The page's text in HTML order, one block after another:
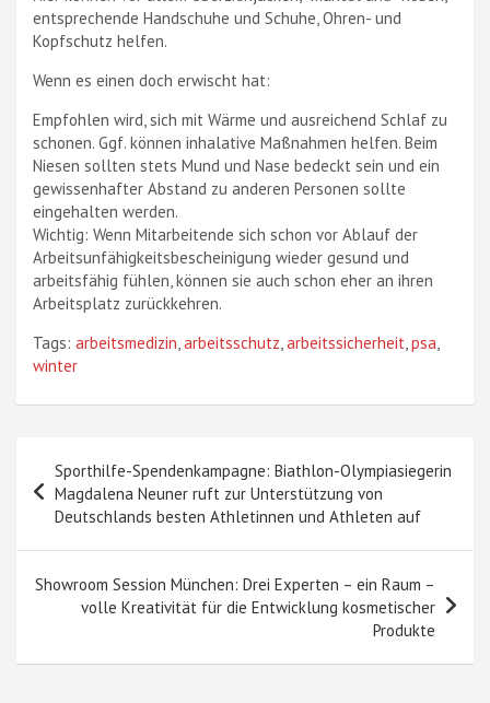
entsprechende Handschuhe und Schuhe, Ohren- und
Kopfschutz helfen.
Wenn es einen doch erwischt hat:
Empfohlen wird, sich mit Wärme und ausreichend Schlaf zu
schonen. Ggf. können inhalative Maßnahmen helfen. Beim
Niesen sollten stets Mund und Nase bedeckt sein und ein
gewissenhafter Abstand zu anderen Personen sollte
eingehalten werden.
Wichtig: Wenn Mitarbeitende sich schon vor Ablauf der
Arbeitsunfähigkeitsbescheinigung wieder gesund und
arbeitsfähig fühlen, können sie auch schon eher an ihren
Arbeitsplatz zurückkehren.
Tags: arbeitsmedizin arbeitsschutz arbeitssicherheit psa
winter
Sporthilfe-Spendenkampagne: Biathlon-Olympiasiegerin
Magdalena Neuner ruft zur Unterstützung von
Deutschlands besten Athletinnen und Athleten auf
Showroom Session München: Drei Experten – ein Raum –
volle Kreativität für die Entwicklung kosmetischer
Produkte